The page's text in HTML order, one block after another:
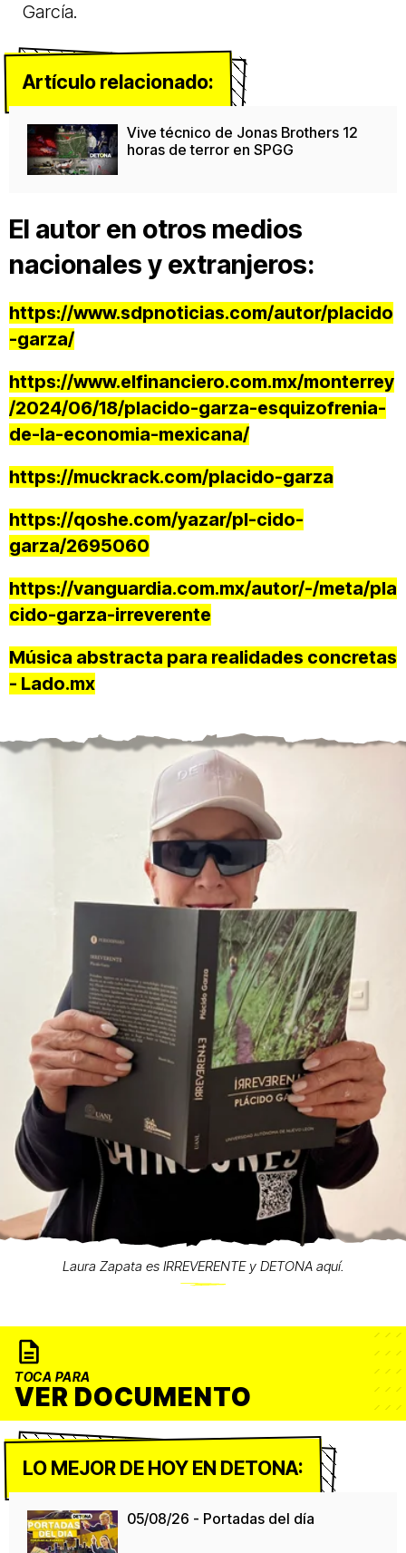
García.
Artículo relacionado:
Vive técnico de Jonas Brothers 12
horas de terror en SPGG
El autor en otros medios
nacionales y extranjeros:
https://www.sdpnoticias.com/autor/placido
-garza/
https://www.elfinanciero.com.mx/monterrey
/2024/06/18/placido-garza-esquizofrenia-
de-la-economia-mexicana/
https://muckrack.com/placido-garza
https://qoshe.com/yazar/pl-cido-
garza/2695060
https://vanguardia.com.mx/autor/-/meta/pla
cido-garza-irreverente
Música abstracta para realidades concretas
- Lado.mx
Laura Zapata es IRREVERENTE y DETONA aquí.
TOCA PARA
VER DOCUMENTO
LO MEJOR DE HOY EN DETONA:
05/08/26 - Portadas del día